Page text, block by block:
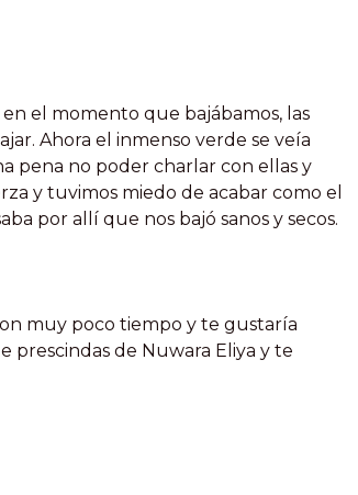
el momento que bajábamos, las
Ahora el inmenso verde se veía
pena no poder charlar con ellas y
y tuvimos miedo de acabar como el
por allí que nos bajó sanos y secos.
muy poco tiempo y te gustaría
prescindas de Nuwara Eliya y te